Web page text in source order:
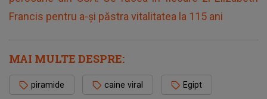
Francis pentru a-și păstra vitalitatea la 115 ani
MAI MULTE DESPRE:
piramide caine viral Egipt